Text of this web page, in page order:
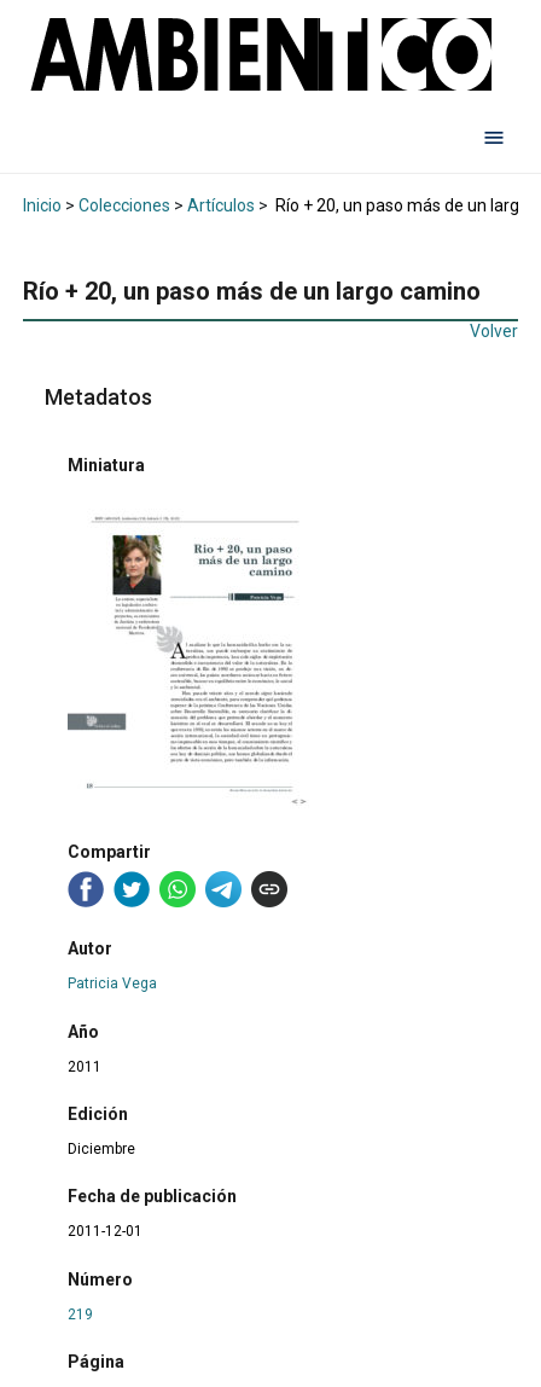
Inicio > Colecciones > Artículos > Río + 20, un paso más de un largo
Río + 20, un paso más de un largo camino
Volver
Metadatos
Miniatura
Compartir
Autor
Patricia Vega
Año
2011
Edición
Diciembre
Fecha de publicación
2011-12-01
Número
219
Página